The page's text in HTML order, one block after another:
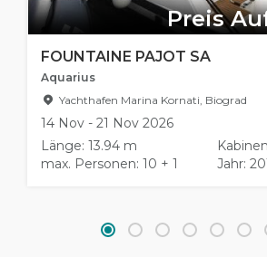
Preis
FOUNTAINE PAJOT SA
Aquarius
Yachthafen Marina Kornati, Biograd
14 Nov - 21 Nov 2026
Länge: 13.94 m
max. Personen: 10 + 1
Jahr: